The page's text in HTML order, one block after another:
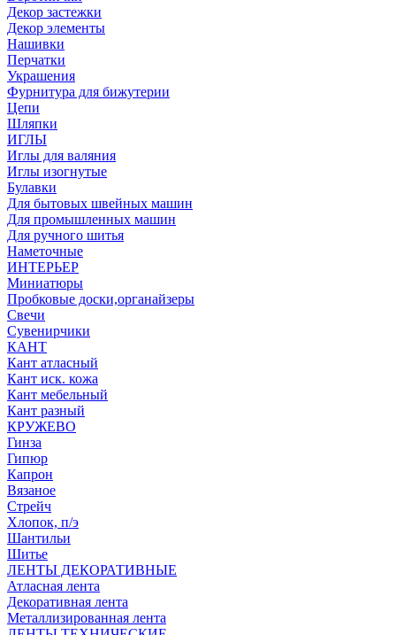
Декор застежки
Декор элементы
Нашивки
Перчатки
Украшения
Фурнитура для бижутерии
Цепи
Шляпки
ИГЛЫ
Иглы для валяния
Иглы изогнутые
Булавки
Для бытовых швейных машин
Для промышленных машин
Для ручного шитья
Наметочные
ИНТЕРЬЕР
Миниатюры
Пробковые доски,органайзеры
Свечи
Сувенирчики
КАНТ
Кант атласный
Кант иск. кожа
Кант мебельный
Кант разный
КРУЖЕВО
Гинза
Гипюр
Капрон
Вязаное
Стрейч
Хлопок, п/э
Шантильи
Шитье
ЛЕНТЫ ДЕКОРАТИВНЫЕ
Атласная лента
Декоративная лента
Металлизированная лента